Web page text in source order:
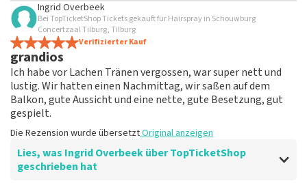
Ingrid Overbeek
Bei TopTicketShop Tickets gekauft für Hairspray in Schouwburg
Concertzaal Tilburg, Tilburg
Verifizierter Kauf
grandios
Ich habe vor Lachen Tränen vergossen, war super nett und
lustig. Wir hatten einen Nachmittag, wir saßen auf dem
Balkon, gute Aussicht und eine nette, gute Besetzung, gut
gespielt.
Die Rezension wurde übersetztOriginal anzeigen
Lies, was Ingrid Overbeek über TopTicketShop
geschrieben hat